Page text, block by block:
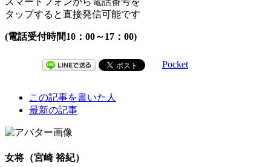
タップすると直接発信可能です
(電話受付時間10：00～17：00)
Pocket
following
tabs
change
content
below.
この記事を書いた人
最新の記事
女将（宮崎 裕紀）